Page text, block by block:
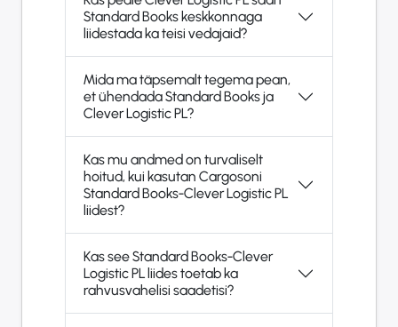
Standard Books keskkonnaga
liidestada ka teisi vedajaid?
Mida ma täpsemalt tegema pean,
et ühendada Standard Books ja
Clever Logistic PL?
Kas mu andmed on turvaliselt
hoitud, kui kasutan Cargosoni
Standard Books-Clever Logistic PL
liidest?
Kas see Standard Books-Clever
Logistic PL liides toetab ka
rahvusvahelisi saadetisi?